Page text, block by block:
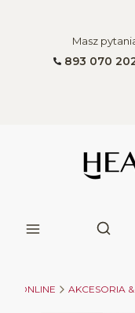
Masz
893 070
ONLINE AKCESORIA